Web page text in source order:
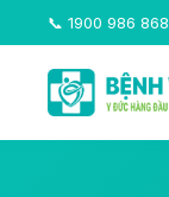
📞 1900 986 868